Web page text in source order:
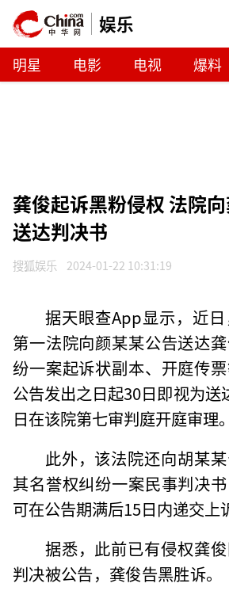
娱乐
明星 电影 电视 爆料
龚俊起诉黑粉侵权 法院
送达判决书
搜狐娱乐 2024-01-22 10:31:19
据天眼查App显示，近
第一法院向颜某某公告送达
纷一案起诉状副本、开庭传
公告发出之日起30日即视为送
日在该院第七审判庭开庭审理。
此外，该法院还向胡某
其名誉权纠纷一案民事判决书
可在公告期满后15日内递交上
据悉，此前已有侵权龚
判决被公告，龚俊告黑胜诉。